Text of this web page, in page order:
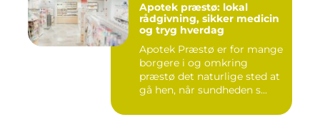
Apotek præstø: lokal
rådgivning, sikker medicin
og tryg hverdag
Apotek Præstø er for mange
borgere i og omkring
præstø det naturlige sted at
gå hen, når sundheden s...